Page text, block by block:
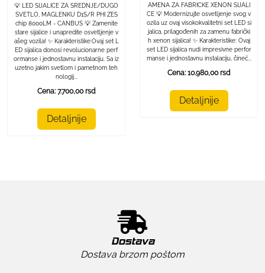
💡 LED SIJALICE ZA SREDNJE/DUGO
SVETLO, MAGLENKU D1S/R PHI ZES
chip 8000LM - CANBUS 💡 Zamenite
stare sijalice i unapredite osvetljenje v
ašeg vozila! ✨ Karakteristike:Ovaj set L
ED sijalica donosi revolucionarne perf
ormanse i jednostavnu instalaciju. Sa iz
uzetno jakim svetlom i pametnom teh
nologij...
Cena: 7.700,00 rsd
Detaljnije
AMENA ZA FABRICKE XENON SIJALI
CE 💡 Modernizujte osvetljenje svog v
ozila uz ovaj visokokvalitetni set LED si
jalica, prilagođenih za zamenu fabrički
h xenon sijalica! ✨ Karakteristike: Ovaj
set LED sijalica nudi impresivne perfor
manse i jednostavnu instalaciju, čineć...
Cena: 10.980,00 rsd
Detaljnije
Dostava
Dostava brzom poštom